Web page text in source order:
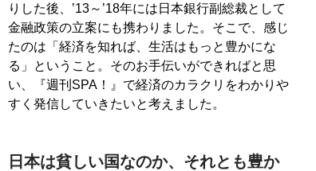
りした後、’13～’18年には日本銀行副総裁として
金融政策の立案にも携わりました。そこで、感じ
たのは「経済を知れば、生活はもっと豊かにな
る」ということ。そのお手伝いができればと思
い、『週刊SPA！』で経済のカラクリをわかりや
すく発信していきたいと考えました。
日本は貧しい国なのか、それとも豊か